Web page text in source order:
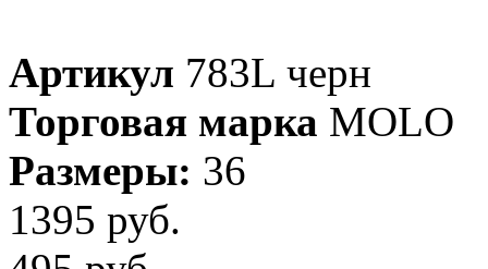
Артикул 783L черн
Торговая марка MOLO
Размеры: 36
1395 руб.